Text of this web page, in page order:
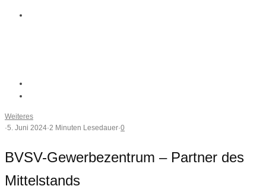
Weiteres
·5. Juni 2024·2 Minuten Lesedauer·0
BVSV-Gewerbezentrum – Partner des
Mittelstands